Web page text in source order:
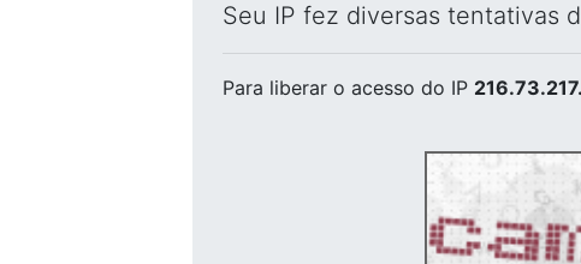
Seu IP fez diversas tentativas
Para liberar o acesso do IP